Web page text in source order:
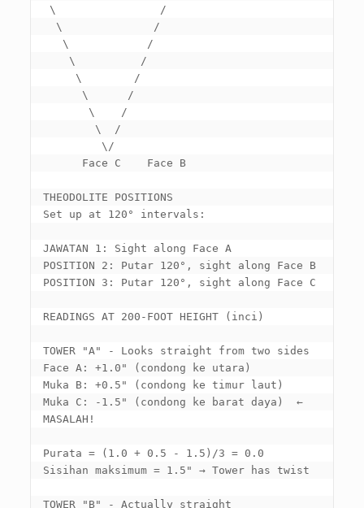
Face C    Face B
THEODOLITE POSITIONS
Set up at 120° intervals :
JAWATAN 1: Sight along Face A
POSITION 2: Putar 120°, sight along Face B
POSITION 3: Putar 120°, sight along Face C
READINGS AT 200-FOOT HEIGHT (inci)
TOWER "A" - Looks straight from two sides
Face A: +1.0" (condong ke utara)
Muka B: +0.5" (condong ke timur laut)
Muka C: -1.5" (condong ke barat daya)  ←
MASALAH!
Purata = (1.0 + 0.5 - 1.5)/3 = 0.0
Sisihan maksimum = 1.5" → Tower has twist
TOWER "B" - Actually straight